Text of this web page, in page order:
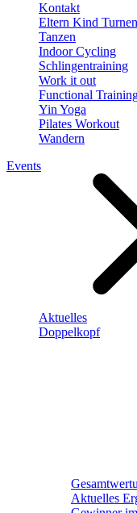
Kontakt
Eltern Kind Turnen
Tanzen
Indoor Cycling
Schlingentraining
Work it out
Functional
Yin Yoga
Pilates Workout
Wandern
Events
Aktuelles
Doppelkopf
Aktuelles